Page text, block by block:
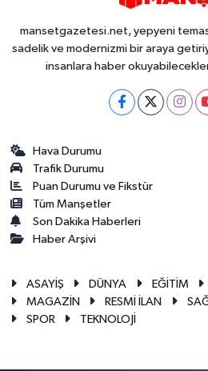
mansetgazetesi.net, yepyeni
sadelik ve modernizmi bir araya
insanlara haber
Hava Durumu
Trafik Durumu
Puan Durumu ve Fikstür
Tüm Manşetler
Son Dakika Haberleri
Haber Arşivi
ASAYİŞ DÜNYA EĞİTİM
MAGAZİN
RESMİ İLAN
SPOR
TEKNOLOJİ